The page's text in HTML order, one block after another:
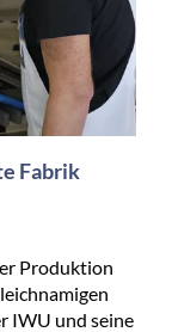
Fabrik
Produktion
IWU und seine